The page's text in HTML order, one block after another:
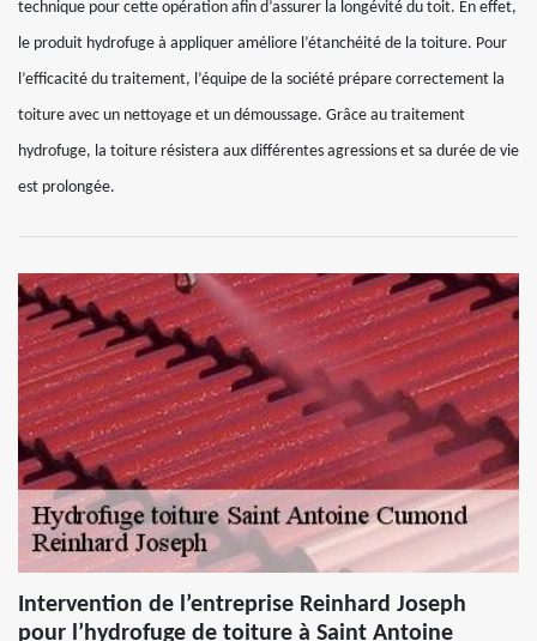
technique pour cette opération afin d’assurer la longévité du toit. En effet,
le produit hydrofuge à appliquer améliore l’étanchéité de la toiture. Pour
l’efficacité du traitement, l’équipe de la société prépare correctement la
toiture avec un nettoyage et un démoussage. Grâce au traitement
hydrofuge, la toiture résistera aux différentes agressions et sa durée de vie
est prolongée.
Intervention de l’entreprise Reinhard Joseph
pour l’hydrofuge de toiture à Saint Antoine